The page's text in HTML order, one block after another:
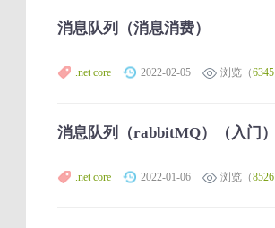
消息队列（消息消费）
.net core 2022-02-05 浏览（6345
消息队列（rabbitMQ）（入门）
.net core 2022-01-06 浏览（8526